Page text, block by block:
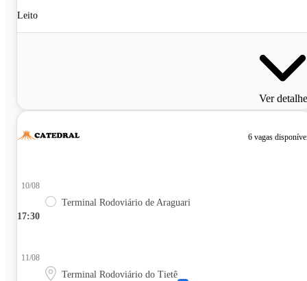
Leito
Ver
6 vagas
17:30
10/08
Terminal Rodoviário de Araguari
11/08
Terminal Rodoviário do Tietê